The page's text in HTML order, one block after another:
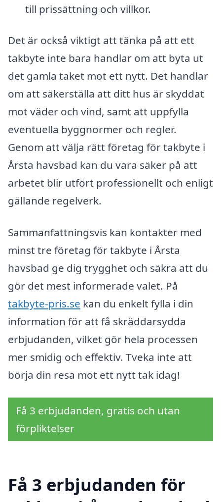
till prissättning och villkor.
Det är också viktigt att tänka på att ett
takbyte inte bara handlar om att byta ut
det gamla taket mot ett nytt. Det handlar
om att säkerställa att ditt hus är skyddat
mot väder och vind, samt att uppfylla
eventuella byggnormer och regler.
Genom att välja rätt företag för takbyte i
Årsta havsbad kan du vara säker på att
arbetet blir utfört professionellt och enligt
gällande regelverk.
Sammanfattningsvis kan kontakter med
minst tre företag för takbyte i Årsta
havsbad ge dig trygghet och säkra att du
gör det mest informerade valet. På
takbyte-pris.se kan du enkelt fylla i din
information för att få skräddarsydda
erbjudanden, vilket gör hela processen
mer smidig och effektiv. Tveka inte att
börja din resa mot ett nytt tak idag!
Få 3 erbjudanden, gratis och utan
förpliktelser
Få 3 erbjudanden för